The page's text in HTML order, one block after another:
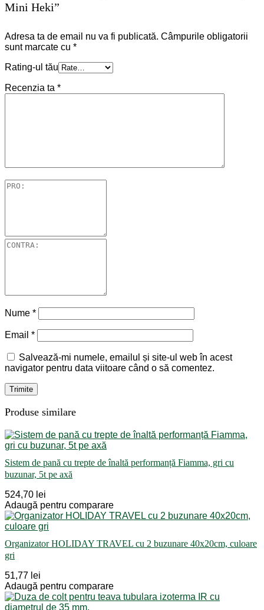
Mini Heki”
Adresa ta de email nu va fi publicată. Câmpurile obligatorii
sunt marcate cu *
Rating-ul tău
Recenzia ta *
Nume *
Email *
Salvează-mi numele, emailul și site-ul web în acest
navigator pentru data viitoare când o să comentez.
Produse similare
Sistem de pană cu trepte de înaltă performanță Fiamma, gri cu
buzunar, 5t pe axă
524,70 lei
Adaugă pentru comparare
Organizator HOLIDAY TRAVEL cu 2 buzunare 40x20cm, culoare
gri
51,77 lei
Adaugă pentru comparare